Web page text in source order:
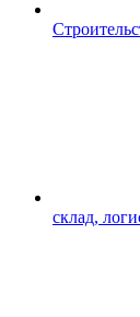
склад,